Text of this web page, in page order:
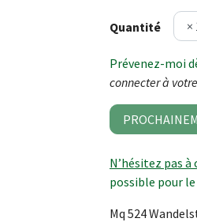
Quantité
Prévenez-moi
connecter à
N’hésitez pas
possible pour
Mq 524